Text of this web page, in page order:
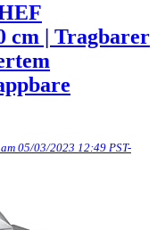
cm | Tragbarer
05/03/2023 12:49 PST-